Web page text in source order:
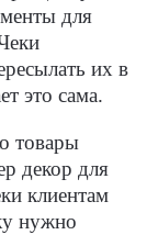
для
их в
это сама.
товары
декор для
клиентам
нужно